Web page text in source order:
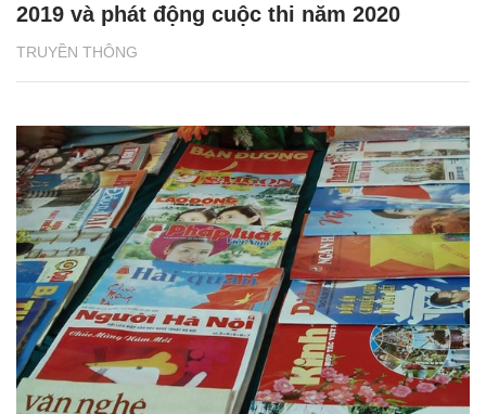
TRUYỀN THÔNG
2019 và phát động cuộc thi năm 2020